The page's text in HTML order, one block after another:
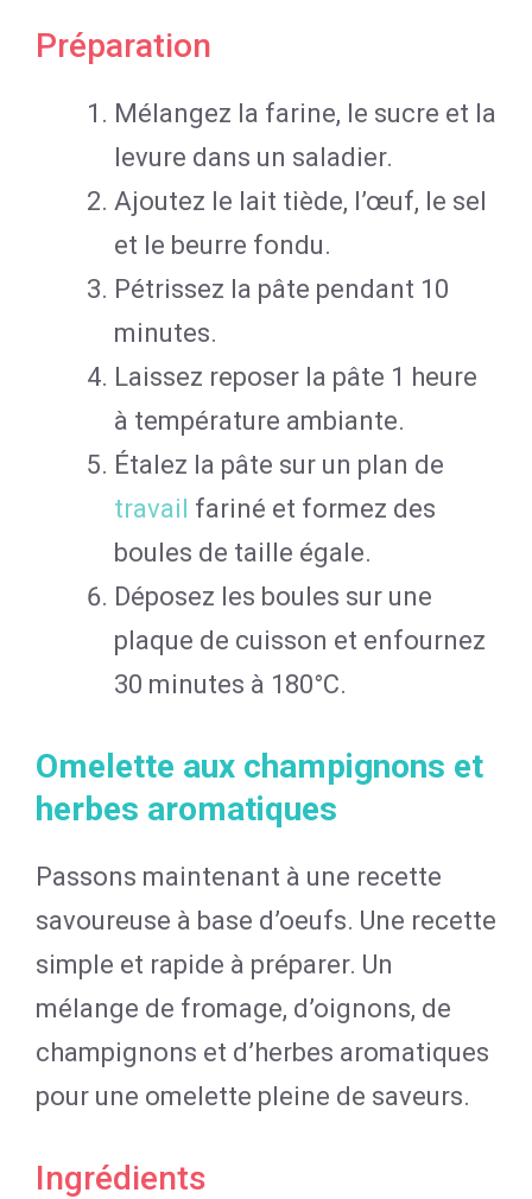
Préparation
Mélangez la farine, le sucre et la
levure dans un saladier.
Ajoutez le lait tiède, l’œuf, le sel
et le beurre fondu.
Pétrissez la pâte pendant 10
minutes.
Laissez reposer la pâte 1 heure
à température ambiante.
Étalez la pâte sur un plan de
travail fariné et formez des
boules de taille égale.
Déposez les boules sur une
plaque de cuisson et enfournez
30 minutes à 180°C.
Omelette aux champignons et
herbes aromatiques
Passons maintenant à une recette
savoureuse à base d’oeufs. Une recette
simple et rapide à préparer. Un
mélange de fromage, d’oignons, de
champignons et d’herbes aromatiques
pour une omelette pleine de saveurs.
Ingrédients